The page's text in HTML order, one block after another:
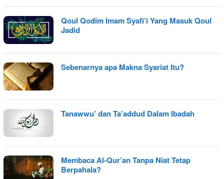
Qoul Qodim Imam Syafi’i Yang Masuk Qoul
Jadid
Sebenarnya apa Makna Syariat Itu?
Tanawwu’ dan Ta’addud Dalam Ibadah
Membaca Al-Qur’an Tanpa Niat Tetap
Berpahala?